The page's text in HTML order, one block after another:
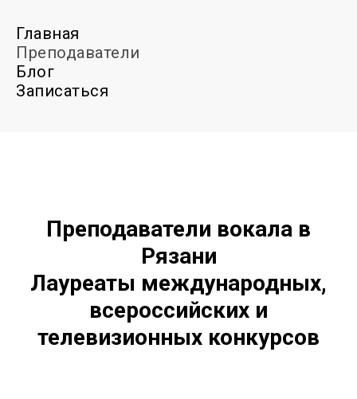
Главная
Преподаватели
Блог
Записаться
Преподаватели вокала в
Рязани
Лауреаты международных,
всероссийских и
телевизионных конкурсов